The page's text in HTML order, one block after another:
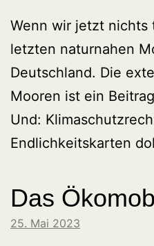
Wenn wir jetzt nichts
letzten naturnahen
Deutschland. Die
Mooren ist ein
Und:
Endlichkeitskarten
Das
25. Mai 2023